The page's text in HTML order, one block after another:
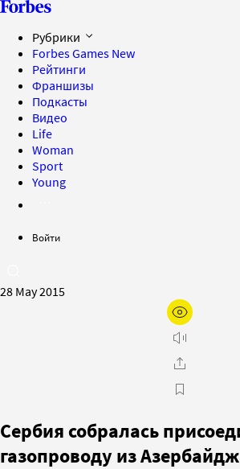
Рубрики
Forbes Games New
Рейтинги
Франшизы
Подкасты
Видео
Life
Woman
Sport
Young
Войти
28 May 2015
Сербия собралась
газопроводу из